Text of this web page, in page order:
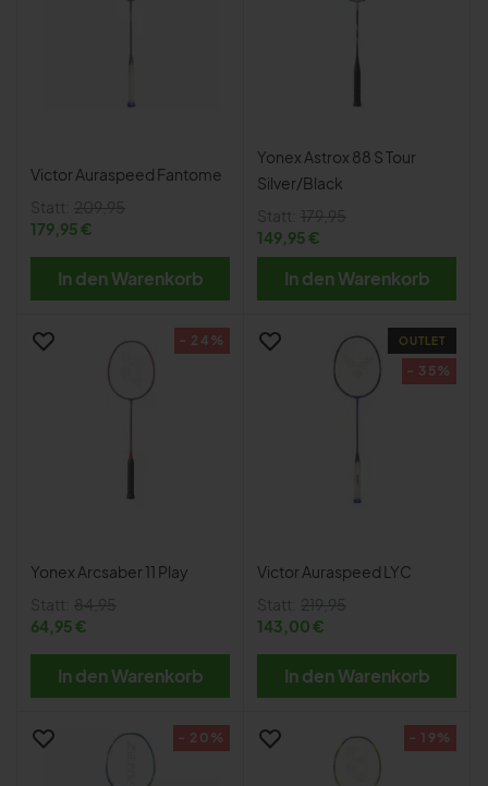
Victor Auraspeed Fantome
Statt: 209,95
179,95 €
In den Warenkorb
Yonex Astrox 88 S Tour
Silver/Black
Statt: 179,95
149,95 €
In den Warenkorb
- 24%
Yonex Arcsaber 11 Play
Statt: 84,95
64,95 €
In den Warenkorb
OUTLET
- 35%
Victor Auraspeed LYC
Statt: 219,95
143,00 €
In den Warenkorb
- 20% - 19%